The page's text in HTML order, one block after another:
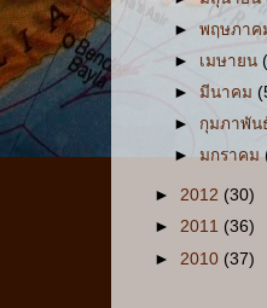
►พฤษภาค
► เมษายน
►มีนาคม
► กุมภาพัน
►มกราคม
► 2012 (30)
► 2011 (36)
► 2010 (37)